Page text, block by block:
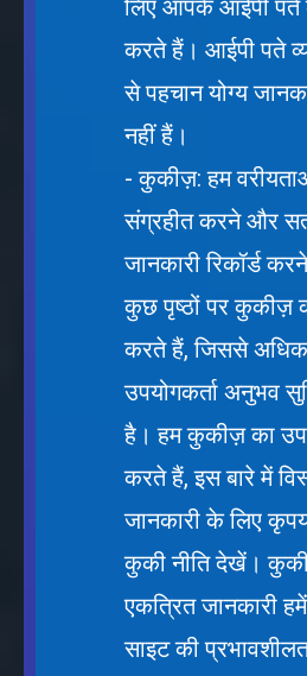
लिए आपके आईपी पते
करते हैं। आईपी पते
से पहचान योग्य
नहीं हैं।
- कुकीज़: हम
संग्रहीत करने और
जानकारी रिकॉर्ड
कुछ पृष्ठों पर कुकीज़
करते हैं, जिससे अधिक
उपयोगकर्ता अनुभव
है। हम कुकीज़ का
करते हैं, इस बारे में
जानकारी के लिए
कुकी नीति देखें।
एकत्रित जानकारी
साइट की